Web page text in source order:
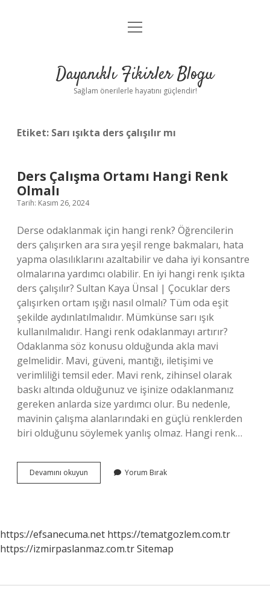
Anasayfa
Yasal Uyarı
menüyü
Dayanıklı Fikirler Blogu
Sağlam önerilerle hayatını güçlendir!
Etiket: Sarı ışıkta ders çalışılır mı
Ders Çalışma Ortamı Hangi Renk
Olmalı
Tarih: Kasım 26, 2024
Derse odaklanmak için hangi renk? Öğrencilerin
ders çalışırken ara sıra yeşil renge bakmaları, hata
yapma olasılıklarını azaltabilir ve daha iyi konsantre
olmalarına yardımcı olabilir. En iyi hangi renk ışıkta
ders çalışılır? Sultan Kaya Ünsal | Çocuklar ders
çalışırken ortam ışığı nasıl olmalı? Tüm oda eşit
şekilde aydınlatılmalıdır. Mümkünse sarı ışık
kullanılmalıdır. Hangi renk odaklanmayı artırır?
Odaklanma söz konusu olduğunda akla mavi
gelmelidir. Mavi, güveni, mantığı, iletişimi ve
verimliliği temsil eder. Mavi renk, zihinsel olarak
baskı altında olduğunuz ve işinize odaklanmanız
gereken anlarda size yardımcı olur. Bu nedenle,
mavinin çalışma alanlarındaki en güçlü renklerden
biri olduğunu söylemek yanlış olmaz. Hangi renk…
Devamını okuyun
Çalışma
Yorum Bırak
https://efsanecuma.net https://tematgozlem.com.tr
https://izmirpaslanmaz.com.trSitemap